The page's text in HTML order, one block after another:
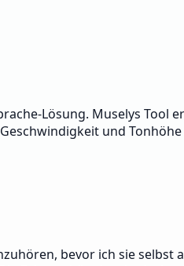
Lösung. Muselys Tool
und
bevor ich sie